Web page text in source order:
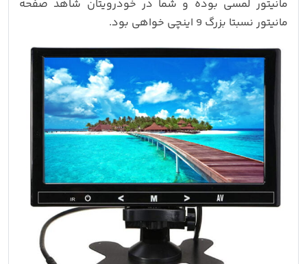
مانیتور لمسی بوده و شما در خودرویتان شاهد صفحه
مانیتور نسبتا بزرگ 9 اینچی خواهی بود.